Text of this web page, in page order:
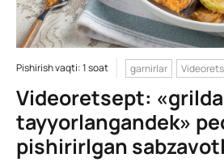
Pishirish vaqti: 1 soat garnirlar
Videoretsept: «grilda
tayyorlangandek»
pishirirlgan